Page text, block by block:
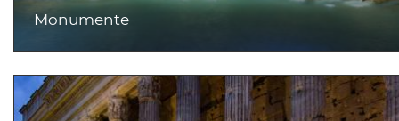
Monumente